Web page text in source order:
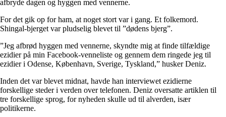
afbryde dagen og hyggen med vennerne.
For det gik op for ham, at noget stort var i gang. Et folkemord.
Shingal-bjerget var pludselig blevet til ”dødens bjerg”.
”Jeg afbrød hyggen med vennerne, skyndte mig at finde tilfældige
ezidier på min Facebook-venneliste og gennem dem ringede jeg til
ezidier i Odense, København, Sverige, Tyskland,” husker Deniz.
Inden det var blevet midnat, havde han interviewet ezidierne
forskellige steder i verden over telefonen. Deniz oversatte artiklen til
tre forskellige sprog, for nyheden skulle ud til alverden, især
politikerne.